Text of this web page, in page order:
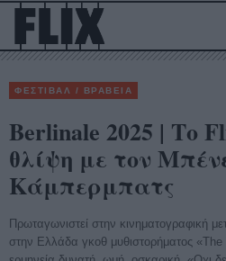
ΦΕΣΤΙΒΑΛ / ΒΡΑΒΕΙΑ
Berlinale 2025 | Το
θλίψη με τον
Κάμπερμπατς
Πρωταγωνιστεί στην κινηματογραφική
στην Ελλάδα γκοθ μυθιστορήματος